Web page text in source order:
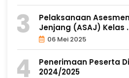
Pelaksanaan
Jenjang (ASAJ) Kelas
06 Mei 2025
Penerimaan Peserta
2024/2025